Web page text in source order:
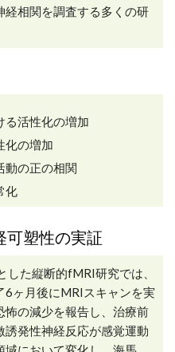
経相関を調査する多くの研
る活性化の増加
化の増加
動の正の相関
化
可塑性の実証
た縦断的fMRI研究では、
6ヶ月後にMRIスキャンを実
の減少を報告し、治療前
発性神経反応が感覚運動